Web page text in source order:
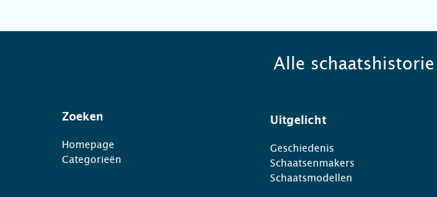
Alle
Zoeken
Homepage
Categorieën
Uitgelicht
Geschiedenis
Schaatsenmakers
Schaatsmodellen